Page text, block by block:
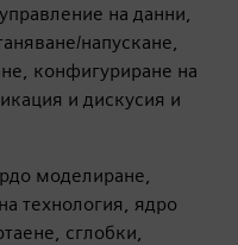
на данни,
напускане,
конфигуриране на
и дискусия и
моделиране,
технология, ядро
сглобки,